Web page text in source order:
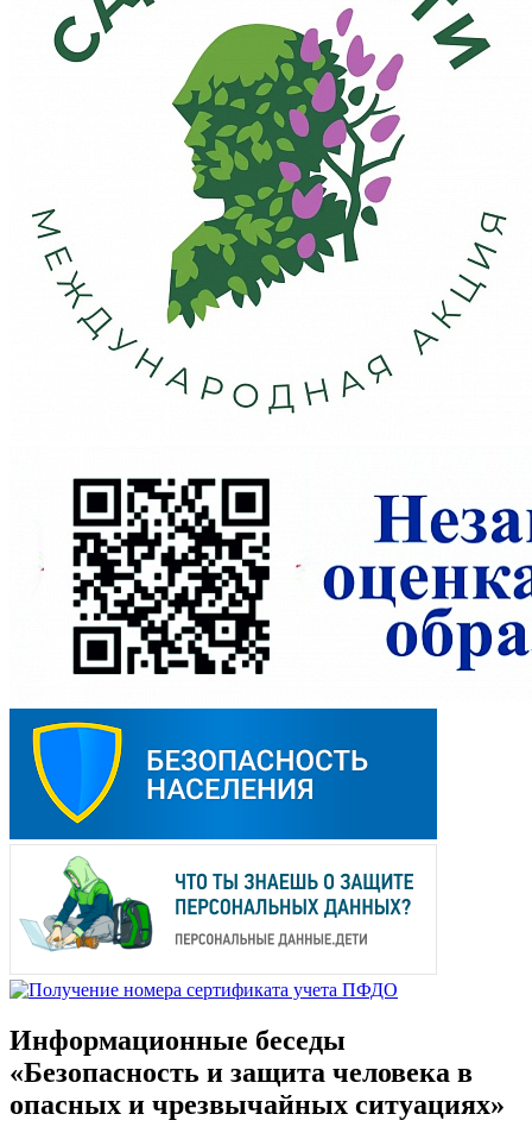
Информационные беседы
«Безопасность и защита человека в
опасных и чрезвычайных ситуациях»